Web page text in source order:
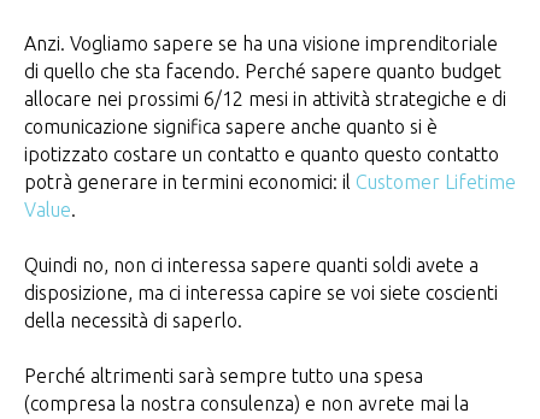
Anzi. Vogliamo sapere se ha una visione imprenditoriale
di quello che sta facendo. Perché sapere quanto budget
allocare nei prossimi 6/12 mesi in attività strategiche e di
comunicazione significa sapere anche quanto si è
ipotizzato costare un contatto e quanto questo contatto
potrà generare in termini economici: il Customer Lifetime
Value.
Quindi no, non ci interessa sapere quanti soldi avete a
disposizione, ma ci interessa capire se voi siete coscienti
della necessità di saperlo.
Perché altrimenti sarà sempre tutto una spesa
(compresa la nostra consulenza) e non avrete mai la